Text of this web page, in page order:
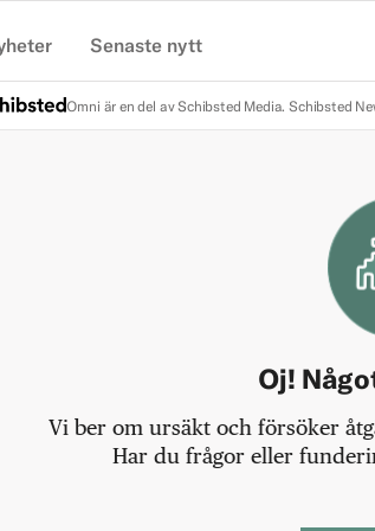
Senaste nytt
Omni är en del av Schibsted Media. Schibsted
Oj!
Vi ber om ursäkt och försöker
Har du frågor eller